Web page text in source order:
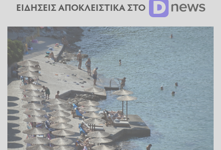
ΕΙΔΗΣΕΙΣ ΑΠΟΚΛΕΙΣΤΙΚΑ ΣΤΟ